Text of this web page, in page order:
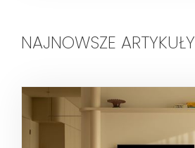
NAJNOWSZE ARTYKUŁY